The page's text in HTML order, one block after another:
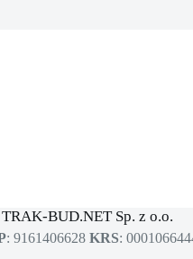
TRAK-BUD.NET Sp. z o.o.
: 9161406628 KRS: